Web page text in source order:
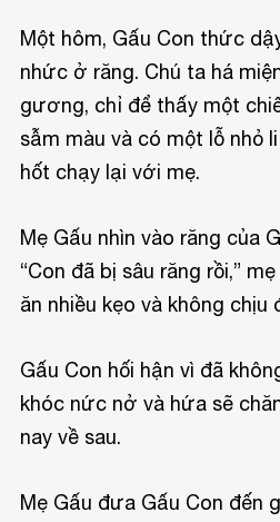
Một hôm, Gấu Con thức
nhức ở răng. Chú ta há
gương, chỉ để thấy một
sẫm màu và có một lỗ nhỏ
hốt chạy lại với mẹ.
Mẹ Gấu nhìn vào răng của
“Con đã bị sâu răng rồi,”
ăn nhiều kẹo và không chịu
Gấu Con hối hận vì đã
khóc nức nở và hứa sẽ
nay về sau.
Mẹ Gấu đưa Gấu Con đến